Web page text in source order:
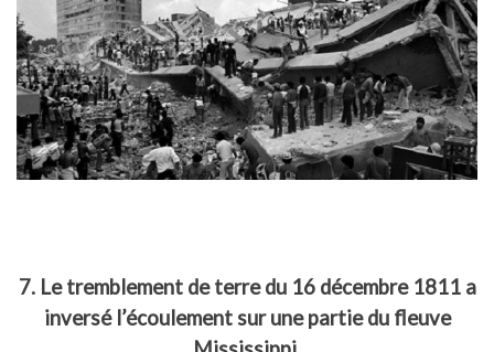
7. Le tremblement de terre du 16 décembre 1811 a
inversé l’écoulement sur une partie du fleuve